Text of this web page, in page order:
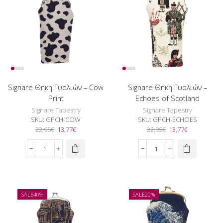
ποσότητα
Signare Θήκη Γυαλιών – Cow
Print
Signare Tapestry
SKU: GPCH-COW
22,95€ Original
price
was:
22,95€.
13,77€Η
τιμή
Signare
Cow
Print
ποσότητα
Signare Θήκη Γυαλιών –
Echoes of Scotland
Signare Tapestry
SKU: GPCH-ECHOES
22,95€ Original
price
was:
22,95€.
13,77€Η
τιμή
Signare
Echoes
of
Scotland
ποσότητα
SALE40% SALE20%